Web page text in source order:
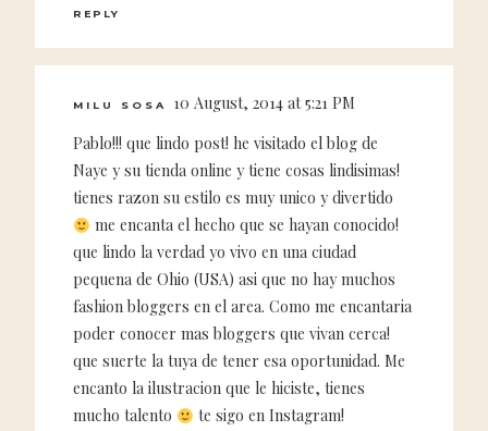
REPLY
MILU SOSA
10 August, 2014 at 5:21 PM
Pablo!!! que lindo post! he visitado el blog de
Naye y su tienda online y tiene cosas lindisimas!
tienes razon su estilo es muy unico y divertido
me encanta el hecho que se hayan conocido!
que lindo la verdad yo vivo en una ciudad
pequena de Ohio (USA) asi que no hay muchos
fashion bloggers en el area. Como me encantaria
poder conocer mas bloggers que vivan cerca!
que suerte la tuya de tener esa oportunidad. Me
encanto la ilustracion que le hiciste, tienes
mucho talento
te sigo en Instagram!